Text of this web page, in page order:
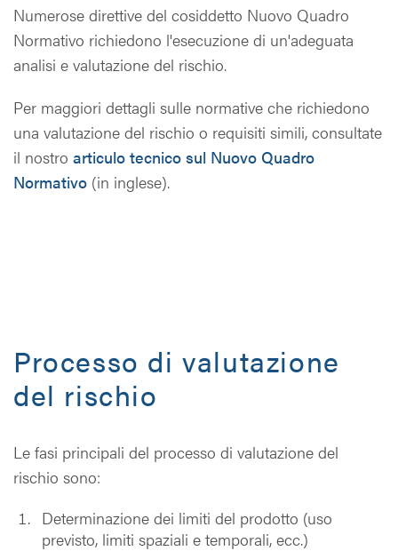
Numerose direttive del cosiddetto Nuovo Quadro
Normativo richiedono l'esecuzione di un'adeguata
analisi e valutazione del rischio.
Per maggiori dettagli sulle normative che richiedono
una valutazione del rischio o requisiti simili, consultate
il nostro articulo tecnico sul Nuovo Quadro
Normativo (in inglese).
Processo di valutazione
del rischio
Le fasi principali del processo di valutazione del
rischio sono:
Determinazione dei limiti del prodotto (uso
previsto, limiti spaziali e temporali, ecc.)